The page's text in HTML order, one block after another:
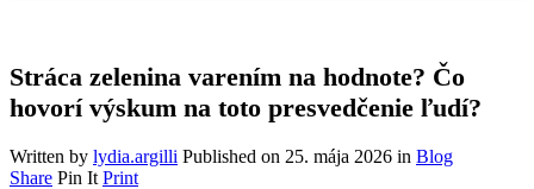
Stráca zelenina varením na hodnote? Čo
hovorí výskum na toto presvedčenie ľudí?
Written by lydia.argilli Published on 25. mája 2026 in Blog
Share Pin It Print